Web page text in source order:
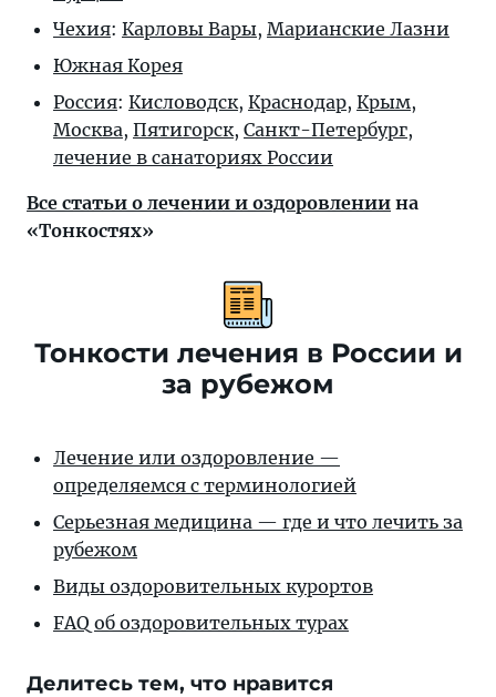
Чехия: Карловы Вары, Марианские Лазни
Южная Корея
Россия: Кисловодск, Краснодар, Крым,
Москва, Пятигорск, Санкт-Петербург,
лечение в санаториях России
Все статьи о лечении и оздоровлении на
«Тонкостях»
Тонкости лечения в России и
за рубежом
Лечение или оздоровление —
определяемся с терминологией
Серьезная медицина — где и что лечить за
рубежом
Виды оздоровительных курортов
FAQ об оздоровительных турах
Делитесь тем, что нравится